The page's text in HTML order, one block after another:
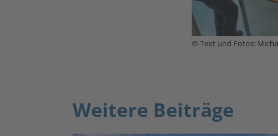
© Text und Fotos:
Weitere Beiträge